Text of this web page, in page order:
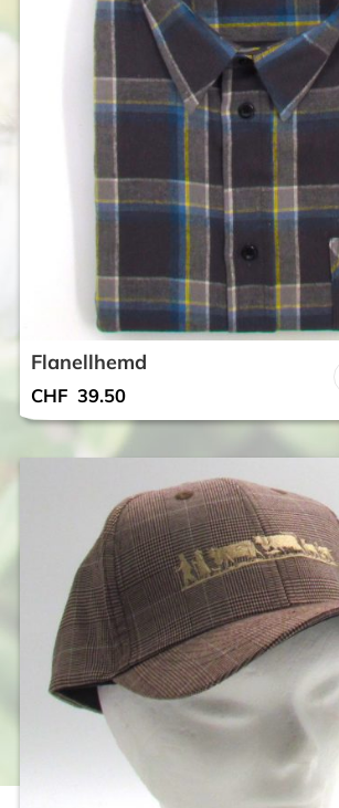
Flanellhemd
CHF 39.50